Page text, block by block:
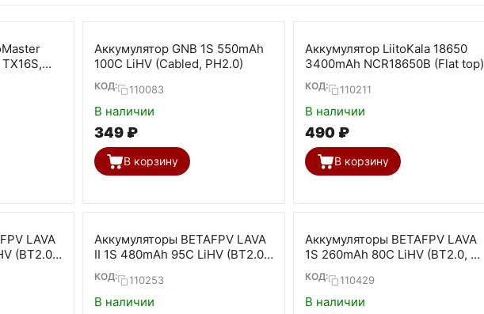
MT12 (2
Аккумулятор GNB 1S 550mAh
100C LiHV (Cabled, PH2.0)
КОД: 110083
В наличии
‍349‍ ₽
В корзину
Аккумулятор LiitoKala 18650
3400mAh NCR18650B (Flat top)
КОД: 110211
В наличии
‍490‍ ₽
В корзину
LAVA
(BT2.0,
Аккумуляторы BETAFPV LAVA
II 1S 480mAh 95C LiHV (BT2.0,
4 шт)
КОД: 110253
В наличии
Аккумуляторы BETAFPV LAVA
1S 260mAh 80C LiHV (BT2.0, 5
шт)
КОД: 110429
В наличии